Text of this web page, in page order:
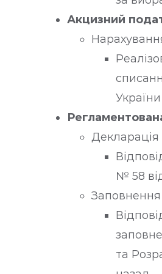
Акцизний
України
№ 58
Заповнення
та